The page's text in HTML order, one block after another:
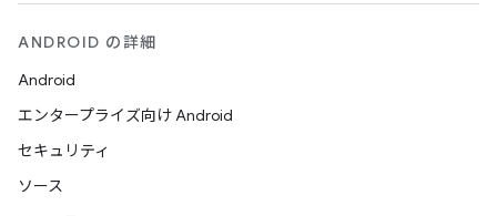
ANDROID の詳細
Android
エンタープライズ向け Android
セキュリティ
ソース